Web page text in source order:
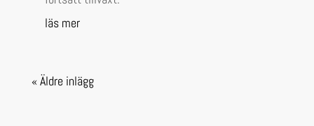
läs mer
« Äldre inlägg